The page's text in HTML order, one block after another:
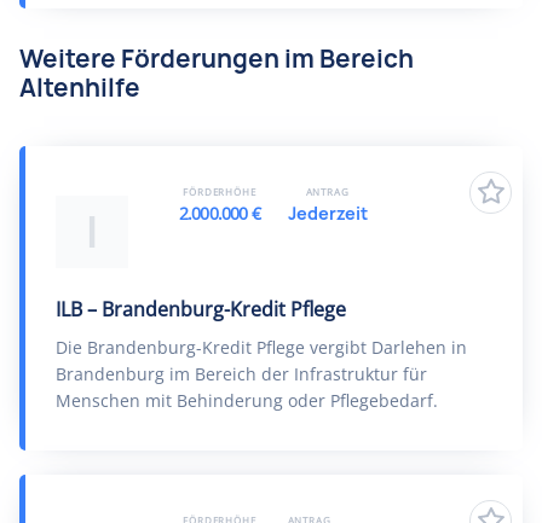
Weitere Förderungen im Bereich
Altenhilfe
I
ILB – Brandenburg-Kredit Pflege
Die Brandenburg-Kredit Pflege vergibt Darlehen in
Brandenburg im Bereich der Infrastruktur für
Menschen mit Behinderung oder Pflegebedarf.
FÖRDERHÖHE
2.000.000 €
ANTRAG
Jederzeit
FÖRDERHÖHE ANTRAG